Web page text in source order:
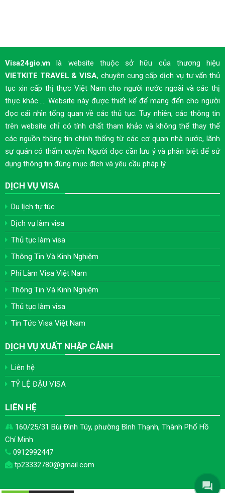
Visa24gio.vn là website thuộc sở hữu của thương hiệu
VIETKITE TRAVEL & VISA, chuyên cung cấp dịch vụ tư vấn thủ
tục xin cấp thị thực Việt Nam cho người nước ngoài và các thị
thực khác..... Website này được thiết kế để mang đến cho người
đọc cái nhìn tổng quan về các thủ tục. Tuy nhiên, các thông tin
trên website chỉ có tính chất tham khảo và không thể thay thế
các nguồn thông tin chính thống từ các cơ quan nhà nước, lãnh
sự quán có thẩm quyền. Người đọc cần lưu ý và phân biệt để sử
dụng thông tin đúng mục đích và yêu cầu pháp lý.
DỊCH VỤ VISA
Du lịch tự túc
Dịch vụ làm visa
Thủ tục làm visa
Thông Tin Và Kinh Nghiệm
Phí Làm Visa Việt Nam
Thông Tin Và Kinh Nghiệm
Thủ tục làm visa
Tin Tức Visa Việt Nam
DỊCH VỤ XUẤT NHẬP CẢNH
Liên hệ
TỶ LỆ ĐẬU VISA
LIÊN HỆ
160/25/31 Bùi Đình Túy, phường Bình Thạnh, Thành Phố Hồ
Chí Minh
0912992447
tp23332780@gmail.com